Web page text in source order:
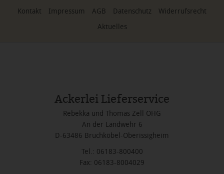
Kontakt Impressum AGB Datenschutz
Widerrufsrecht
Aktuelles
Ackerlei Lieferservice
Rebekka und Thomas Zell OHG
An der Landwehr 6
D-63486 Bruchköbel-Oberissigheim
Tel.: 06183-800400
Fax: 06183-8004029